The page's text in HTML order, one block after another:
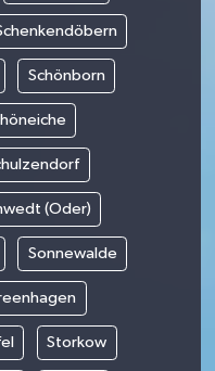
Schönborn
(Oder)
Sonnewalde
Storkow